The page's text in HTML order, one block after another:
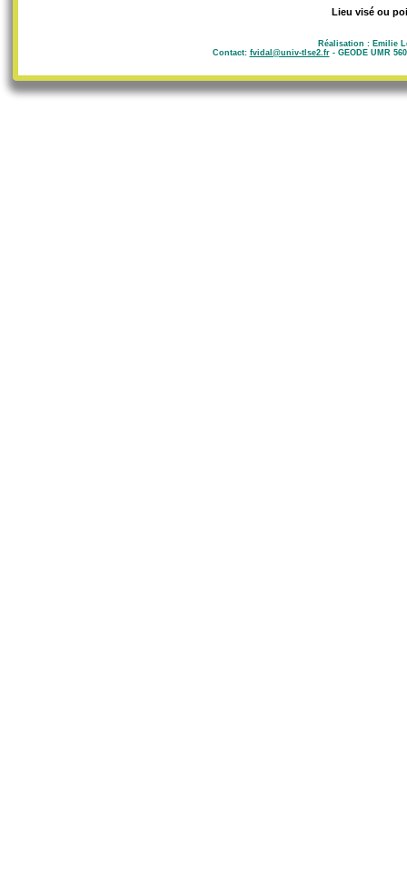
Lieu visé ou
Réalisation : Emilie
Contact: fvidal@univ-tlse2.fr- GEODE UMR